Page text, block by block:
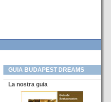
GUIA BUDAPEST DREAMS
La nostra guia